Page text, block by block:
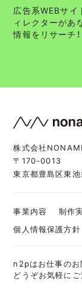
広告系WEBサ
ィレクターがあ
情報をリサーチ！
株式会社
〒170-0013
東京都豊島区東
事業内容 制作
個人情報保護方針
n2pはお仕事のお
どうぞお気軽にご